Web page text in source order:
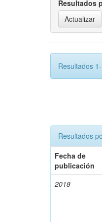
Resultados
Resultados
Resultados
Fecha de
publicación
2018